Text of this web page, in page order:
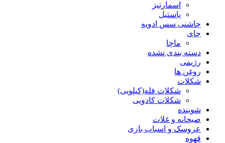
اسمارتیز
پاستیل
چاشنی سس ادویه
چای
ماچا
دسته بندی نشده
رژیمی
روغن ها
شکلات
شکلات فله(کیلویی)
شکلات کادویی
شوینده
صبحانه و غلات
عروسک و اسباب بازی
قهوه